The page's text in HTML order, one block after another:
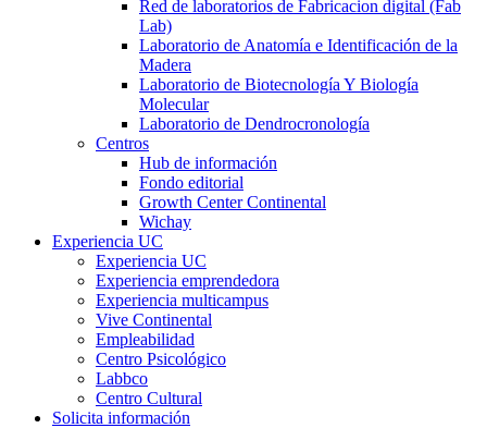
Red de laboratorios de Fabricacion digital (Fab
Lab)
Laboratorio de Anatomía e Identificación de la
Madera
Laboratorio de Biotecnología Y Biología
Molecular
Laboratorio de Dendrocronología
Centros
Hub de información
Fondo editorial
Growth Center Continental
Wichay
Experiencia UC
Experiencia UC
Experiencia emprendedora
Experiencia multicampus
Vive Continental
Empleabilidad
Centro Psicológico
Labbco
Centro Cultural
Solicita información